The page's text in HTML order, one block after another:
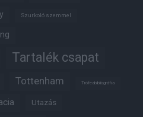
Szurkoló szemmel
Tartalék csapat
Tottenham Trófeabibliográfia
Utazás